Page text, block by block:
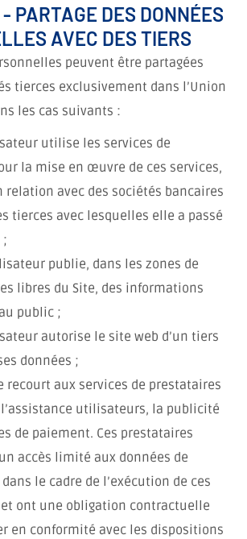
PARTAGE DES DONNÉES
AVEC DES TIERS
peuvent être partagées
tierces exclusivement dans l’Union
les cas suivants :
utilise les services de
la mise en œuvre de ces services,
relation avec des sociétés bancaires
tierces avec lesquelles elle a passé
;
publie, dans les zones de
libres du Site, des informations
public ;
autorise le site web d’un tiers
données ;
recourt aux services de prestataires
utilisateurs, la publicité
de paiement. Ces prestataires
accès limité aux données de
le cadre de l’exécution de ces
ont une obligation contractuelle
en conformité avec les dispositions